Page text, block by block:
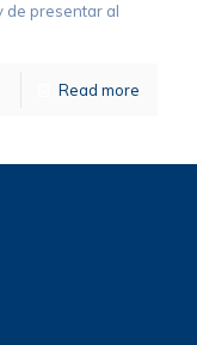
de presentar al
Read more